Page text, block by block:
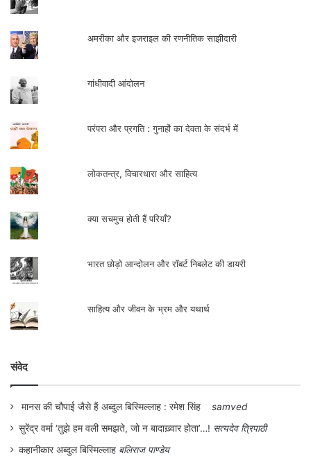
अमरीका और इजराइल की रणनीतिक साझीदारी
गांधीवादी आंदोलन
परंपरा और प्रगति : गुनाहों का देवता के संदर्भ में
लोकतन्त्र, विचारधारा और साहित्य
क्या सचमुच होती हैं परियाँ?
भारत छोड़ो आन्दोलन और रॉबर्ट निबलेट की डायरी
साहित्य और जीवन के भ्रम और यथार्थ
संवेद
मानस की चौपाई जैसे हैं अब्दुल बिस्मिल्लाह : रमेश सिंह
samved
सुरेंद्र वर्मा ‘तुझे हम वली समझते, जो न बादाख़्वार होता’…! सत्यदेव त्रिपाठी
कहानीकार अब्दुल बिस्मिल्लाह बलिराज पाण्डेय